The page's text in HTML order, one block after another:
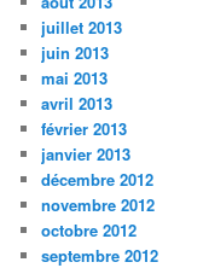
juillet 2013
juin 2013
mai 2013
avril 2013
février 2013
janvier 2013
décembre 2012
novembre 2012
octobre 2012
septembre 2012